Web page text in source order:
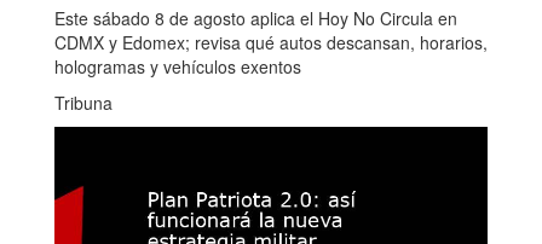
Este sábado 8 de agosto aplica el Hoy No Circula en
CDMX y Edomex; revisa qué autos descansan, horarios,
hologramas y vehículos exentos
Tribuna